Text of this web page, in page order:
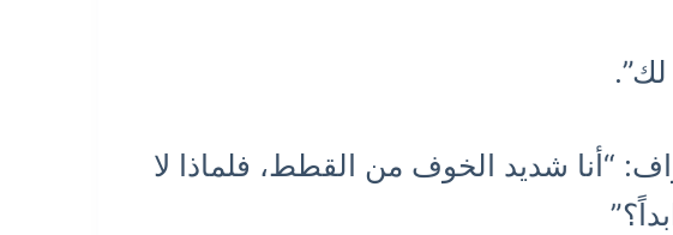
“أنا شديد الخوف من القطط، فلماذا لا